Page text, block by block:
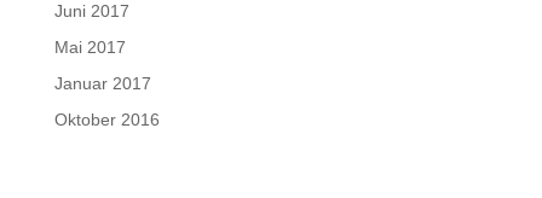
Juni 2017
Mai 2017
Januar 2017
Oktober 2016